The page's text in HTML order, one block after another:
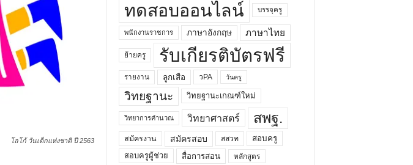
โลโก้ วันเด็กแห่งชาติ ปี 2563
ทดสอบออนไลน์ บรรจุครู
พนักงานราชการ ภาษาอังกฤษ ภาษาไทย
ย้ายครู รับเกียรติบัตรฟรี
รายงาน ลูกเสือ วPA วันครู
วิทยฐานะ วิทยฐานะเกณฑ์ใหม่
วิทยาการคำนวณ วิทยาศาสตร์ สพฐ.
สมัครงาน สมัครสอบ สสวท
สอบครู
สอบครูผู้ช่วย
สื่อการสอน หลักสูตร